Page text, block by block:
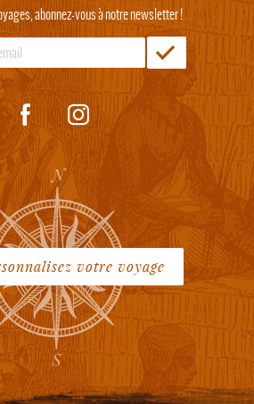
abonnez-vous à notre newsletter !
votre voyage